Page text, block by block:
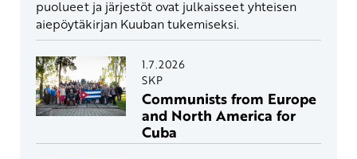
puolueet ja järjestöt ovat julkaisseet yhteisen
aiepöytäkirjan Kuuban tukemiseksi.
1.7.2026
SKP
Communists from Europe
and North America for
Cuba